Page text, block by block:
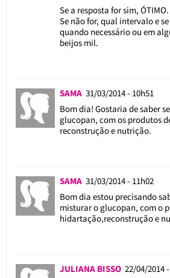
Se a resposta for sim, ÓTIMO.
Se não for, qual intervalo e
quando necessário ou em
beijos mil.
SAMA 31/03/2014 - 10h51
Bom dia! Gostaria de saber
glucopan, com os produtos
reconstrução e nutrição.
SAMA 31/03/2014 - 11h02
Bom dia estou precisando
misturar o glucopan, com o
hidartação,reconstrução e
JULIANA BISSO 22/04/2014